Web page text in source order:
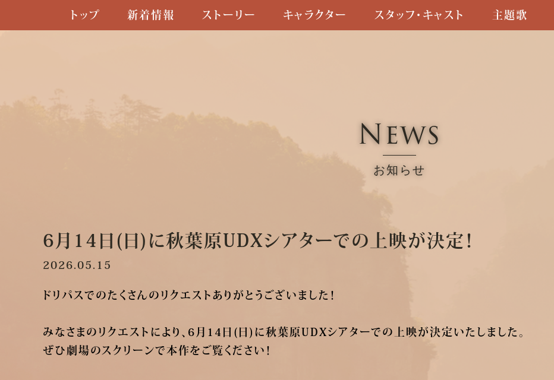
トップ 新着情報 ストーリー キャラクター スタッフ・キャスト 主題歌
News
お知らせ
6月14日(日)に秋葉原UDXシアターでの上映が決定！
2026.05.15
ドリパスでのたくさんのリクエストありがとうございました！
みなさまのリクエストにより、6月14日(日)に秋葉原UDXシアターでの上映が決定いたしました。
ぜひ劇場のスクリーンで本作をご覧ください！